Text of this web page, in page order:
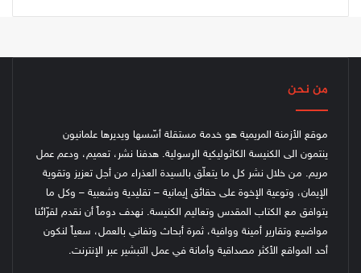
من نحن
موقع الأزمنة المريمية هو خدمة مستقلة أسّسها ويديرها علمانيون
ينتمون الى الكنيسة الكاثوليكية الرسولية. هدفنا نشر، تعميم، ودعم عمل
مريم. من خلال نشر كل ما يتعلّق بالسيدة العذراء من أجل تعزيز وتقوية
الإيمان، وتوعية الإخوة على حقائق إيمانية – تقليدية وشعبية – وكل ما
يتوافق مع الكتاب المقدس وتعاليم الكنيسة. نهدف دوماً أن نقدم لقرّائنا
مواضيع وتقارير أمينة ووافية، ثمرة أبحاث وتفاني بالعمل، سعياً لنكون
أحد المواقع الأكثر مصداقية وأمانة في عمل التبشير عبر الإنترنت.